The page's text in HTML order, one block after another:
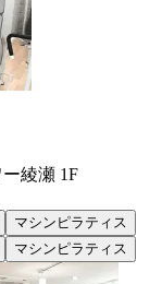
綾瀬 1F
マシンピラティス
マシンピラティス